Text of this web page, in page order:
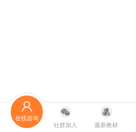
在线咨询
社群加入
最新教材